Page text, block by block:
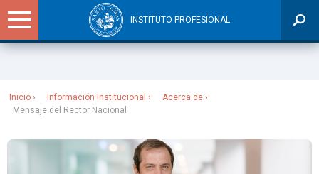
INSTITUTO PROFESIONAL
Inicio Información Institucional
Acerca de
Mensaje del Rector Nacional